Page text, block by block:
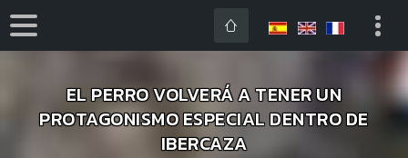
EL PERRO VOLVERÁ A TENER UN
PROTAGONISMO ESPECIAL DENTRO DE
IBERCAZA